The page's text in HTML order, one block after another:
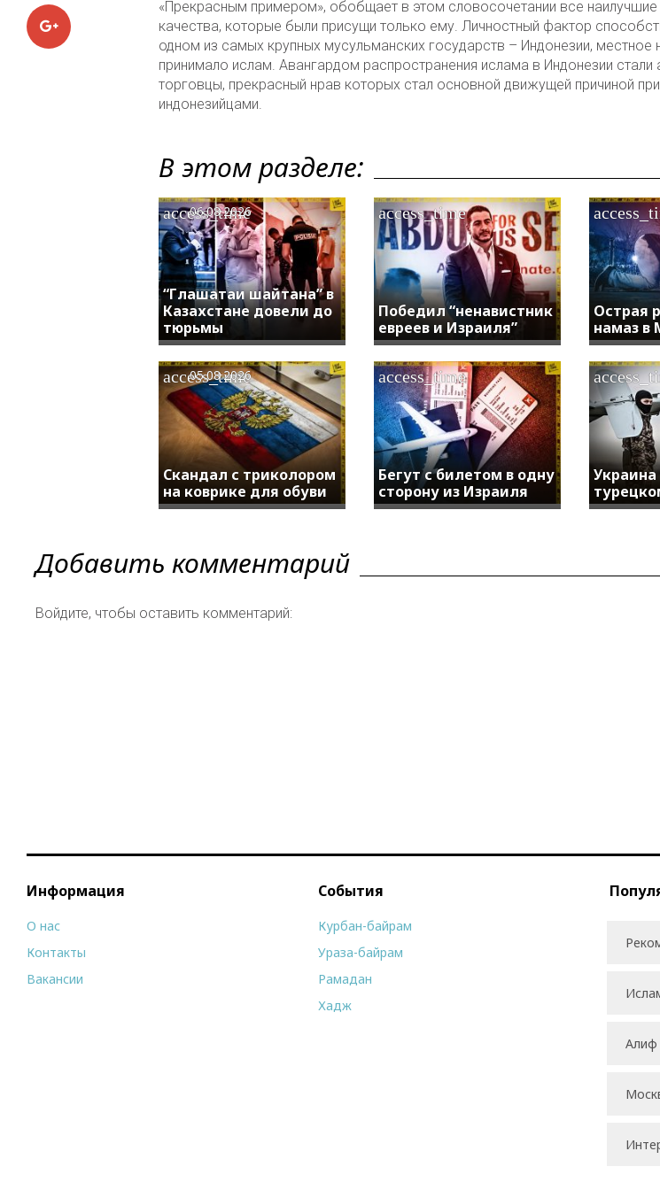
Google+
«Прекрасным примером», обобщает в этом словосочетании все наилучшие
качества, которые были присущи только ему. Личностный фактор
одном из самых крупных мусульманских государств – Индонезии, местное
принимало ислам. Авангардом распространения ислама в Индонезии стали
торговцы, прекрасный нрав которых стал основной движущей причиной
индонезийцами.
В этом разделе:
“Глашатаи шайтана” в
Казахстане довели до
тюрьмы
access_time
06.08.2026
Победил “ненавистник
евреев и Израиля”
access_time
Острая
намаз в
Скандал с триколором
на коврике для обуви
access_time
05.08.2026
Бегут с билетом в одну
сторону из Израиля
access_time
Добавить комментарий
Войдите, чтобы оставить комментарий:
Информация
О нас
Контакты
Вакансии
События
Курбан-байрам
Ураза-байрам
Рамадан
Хадж